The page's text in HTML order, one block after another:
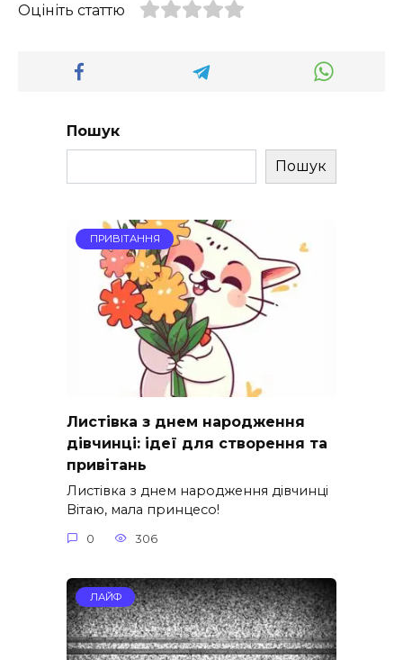
Оцініть статтю
Пошук
Пошук
ПРИВІТАННЯ
Листівка з днем народження
дівчинці: ідеї для створення та
привітань
Листівка з днем народження дівчинці
Вітаю, мала принцесо!
0 306
ЛАЙФ